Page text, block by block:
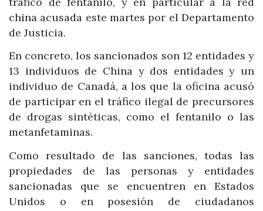
china acusada este martes por el Departamento
de Justicia.
En concreto, los sancionados son 12 entidades y
13 individuos de China y dos entidades y un
individuo de Canadá, a los que la oficina acusó
de participar en el tráfico ilegal de precursores
de drogas sintéticas, como el fentanilo o las
metanfetaminas.
Como resultado de las sanciones, todas las
propiedades de las personas y entidades
sancionadas que se encuentren en Estados
Unidos o en posesión de ciudadanos